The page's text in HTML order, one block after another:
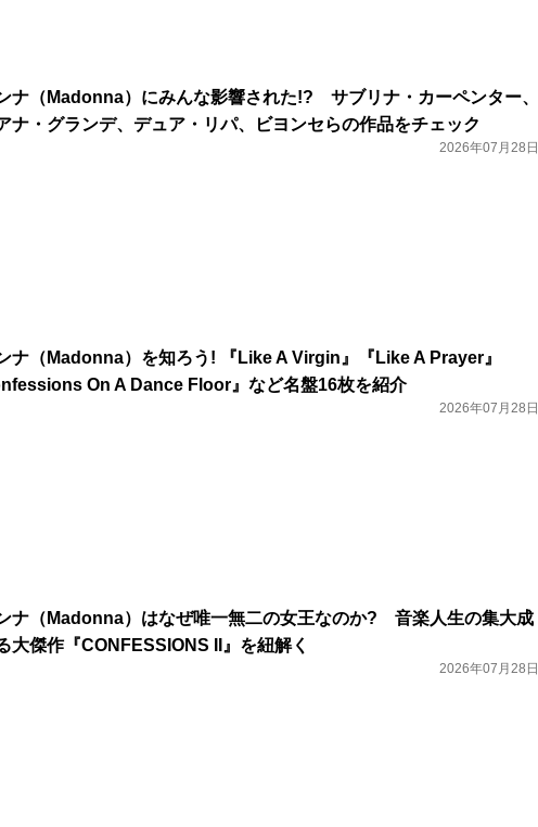
ナ（Madonna）にみんな影響された!? サブリナ・カーペンター、
ナ・グランデ、デュア・リパ、ビヨンセらの作品をチェック
2026年07月28日
ナ（Madonna）を知ろう! 『Like A Virgin』『Like A Prayer』
On A Dance Floor』など名盤16枚を紹介
2026年07月28日
ナ（Madonna）はなぜ唯一無二の女王なのか? 音楽人生の集大成
大傑作『CONFESSIONS II』を紐解く
2026年07月28日